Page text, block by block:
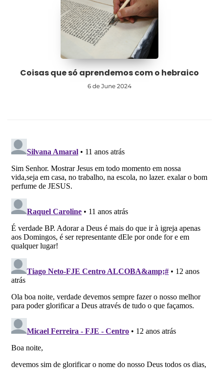
Coisas que só aprendemos com o hebraico
6 de June 2024